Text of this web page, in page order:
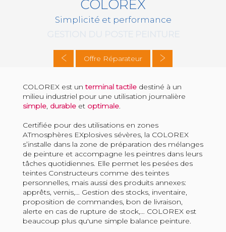
COLOREX
Simplicité et performance
Offre Réparateur
COLOREX est unterminal tactiledestiné à un
milieu industriel pour une utilisation journalière
simple, durableet optimale.
Certifiée pour des utilisations en zones
ATmosphères EXplosives sévères, la COLOREX
s’installe dans la zone de préparation des mélanges
de peinture et accompagne les peintres dans leurs
tâches quotidiennes. Elle permet les pesées des
teintes Constructeurs comme des teintes
personnelles, mais aussi des produits annexes:
apprêts, vernis,… Gestion des stocks, inventaire,
proposition de commandes, bon de livraison,
alerte en cas de rupture de stock,… COLOREX est
beaucoup plus qu'une simple balance peinture.